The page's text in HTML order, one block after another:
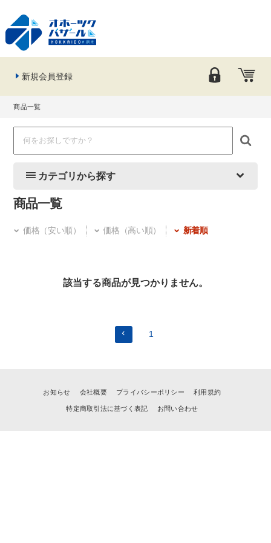
新規会員登録
商品一覧
カテゴリから探す
商品一覧
価格（安い順） 価格（高い順） 新着順
該当する商品が見つかりません。
1
お知らせ 会社概要 プライバシーポリシー 利用規約
特定商取引法に基づく表記 お問い合わせ